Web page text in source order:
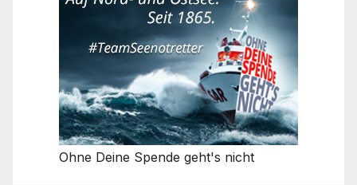
Ohne Deine Spende geht's nicht